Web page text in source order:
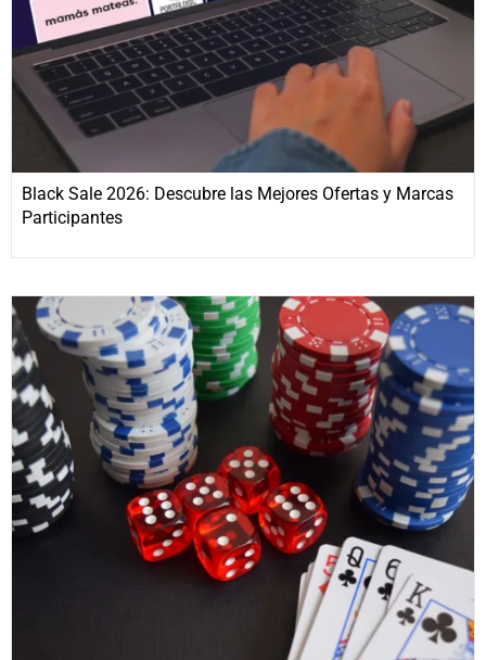
Black Sale 2026: Descubre las Mejores Ofertas y Marcas
Participantes